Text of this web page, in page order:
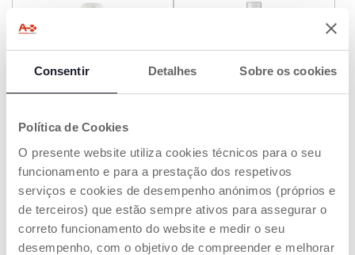
Consentir Detalhes Sobre os cookies
Política de Cookies
O presente website utiliza cookies técnicos para o seu
funcionamento e para a prestação dos respetivos
serviços e cookies de desempenho anónimos (próprios e
de terceiros) que estão sempre ativos para assegurar o
correto funcionamento do website e medir o seu
desempenho, com o objetivo de compreender e melhorar
360 Spray Solar SPF 50+
€ 16,65
Spray Solar SPF50+ 150ml
€ 16,65